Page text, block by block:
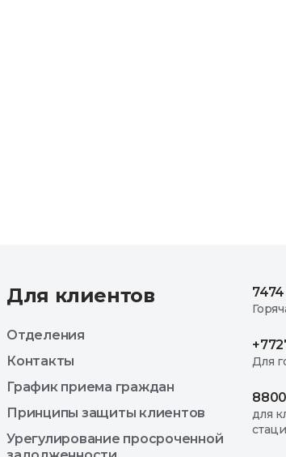
Для клиентов
Отделения
Контакты
График приема граждан
Принципы защиты клиентов
Урегулирование просроченной
7474
Для
для